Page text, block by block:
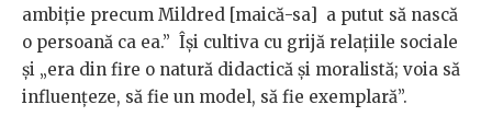
ambiție precum Mildred [maică-sa] a putut să nască
o persoană ca ea.” Își cultiva cu grijă relațiile sociale
și „era din fire o natură didactică și moralistă; voia să
influențeze, să fie un model, să fie exemplară”.